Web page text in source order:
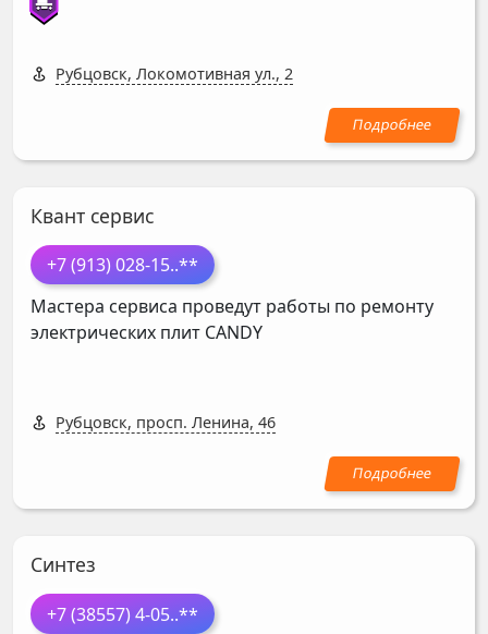
Рубцовск, Локомотивная ул., 2
Квант сервис
+7 (913) 028-15..**
Мастера сервиса проведут работы по ремонту
электрических плит CANDY
Рубцовск, просп. Ленина, 46
Синтез
+7 (38557) 4-05..**